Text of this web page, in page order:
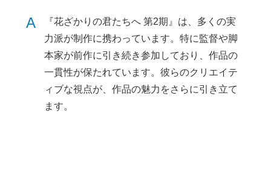
A
『花ざかりの君たちへ 第2期』は、多くの実
力派が制作に携わっています。特に監督や脚
本家が前作に引き続き参加しており、作品の
一貫性が保たれています。彼らのクリエイテ
ィブな視点が、作品の魅力をさらに引き立て
ます。